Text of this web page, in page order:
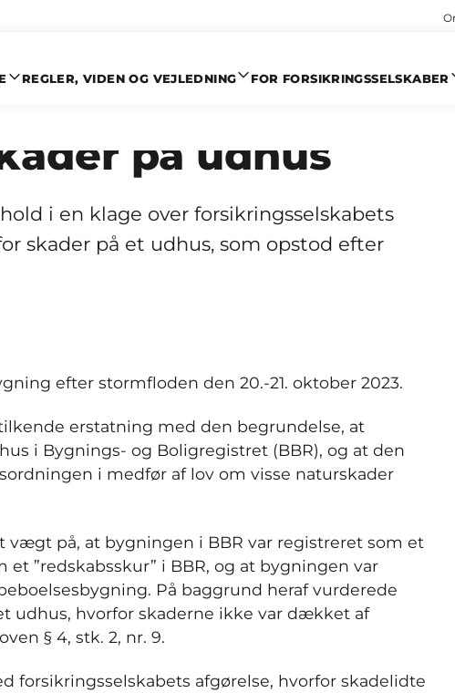
REGLER, VIDEN OG VEJLEDNING FOR FORSIKRINGSSELSKABER
klage over
på udhus
i en klage over forsikringsselskabets
skader på et udhus, som opstod efter
efter stormfloden den 20.-21. oktober 2023.
erstatning med den begrundelse, at
i Bygnings- og Boligregistret (BBR), og at den
i medfør af lov om visse naturskader
vægt på, at bygningen i BBR var registreret som et
”redskabsskur” i BBR, og at bygningen var
På baggrund heraf vurderede
udhus, hvorfor skaderne ikke var dækket af
§ 4, stk. 2, nr. 9.
forsikringsselskabets afgørelse, hvorfor skadelidte